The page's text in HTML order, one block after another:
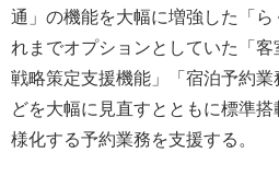
通」の機能を大幅に増強した「ら
れまでオプションとしていた「
戦略策定支援機能」「宿泊予約
どを大幅に見直すとともに標準
様化する予約業務を支援する。